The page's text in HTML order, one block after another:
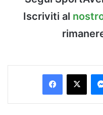
Iscriviti al
Facebook
X